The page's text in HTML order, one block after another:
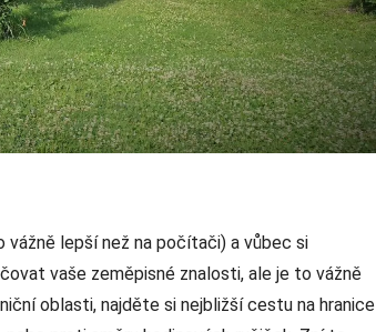
lepší než na počítači) a vůbec si
vaše zeměpisné znalosti, ale je to vážně
oblasti, najděte si nejbližší cestu na hranice